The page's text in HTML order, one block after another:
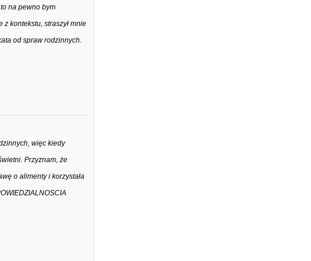
na pewno bym
z kontekstu, straszył mnie
od spraw rodzinnych.
więc kiedy
Przyznam, że
o alimenty i korzystała